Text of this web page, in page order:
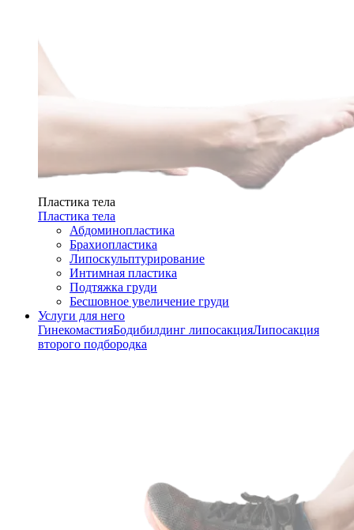
Пластика тела
Пластика тела
Абдоминопластика
Брахиопластика
Липоскульптурирование
Интимная пластика
Подтяжка груди
Бесшовное увеличение груди
Услуги для него
ГинекомастияБодибилдинг липосакцияЛипосакция
второго подбородка